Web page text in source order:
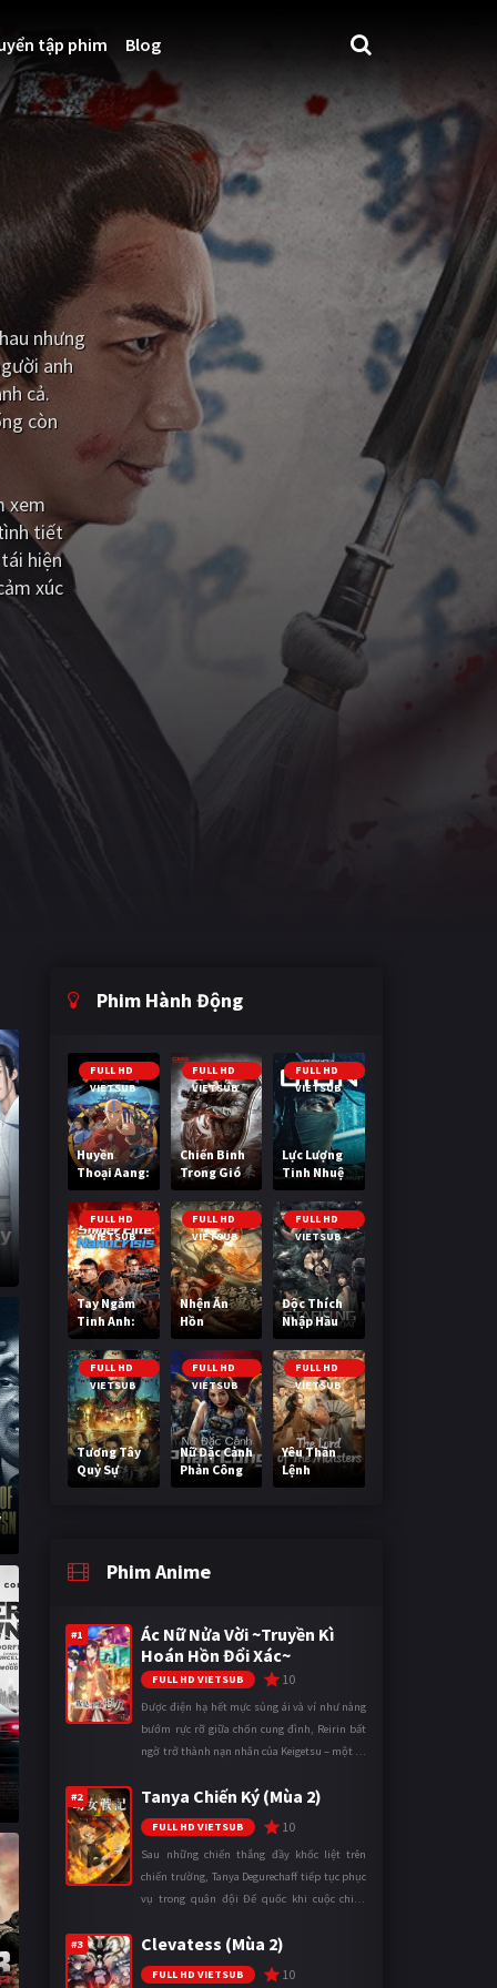
tập phim Blog
nhưng
anh
cả.
còn
xem
tiết
hiện
xúc
Phim Hành Động
FULL HD
VIETSUB
Huyền
Thoại Aang:
Tiết Khí Sư
Cuối Cùng
FULL HD
VIETSUB
Chiến Binh
Trong Gió
FULL HD
VIETSUB
Lực Lượng
Tinh Nhuệ
FULL HD
VIETSUB
Tay Ngắm
Tinh Anh:
Nguy Cơ
Nano
FULL HD
VIETSUB
Nhện Ăn
Hồn
FULL HD
VIETSUB
Độc Thích
Nhập Hầu
FULL HD
VIETSUB
Tương Tây
Quỷ Sự
FULL HD
VIETSUB
Nữ Đặc Cảnh
Phản Công
FULL HD
VIETSUB
Yêu Thần
Lệnh
Phim Anime
#1
Ác Nữ Nửa Vời ~Truyền Kì
Hoán Hồn Đổi Xác~
FULL HD VIETSUB 10
Được điện hạ hết mực sủng ái và ví như nàng
bướm rực rỡ giữa chốn cung đình, Reirin bất
ngờ trở thành nạn nhân của Keigetsu – một kẻ
thuật để hoán đổi th ...
#2 Tanya Chiến Ký (Mùa 2)
FULL HD VIETSUB 10
Sau những chiến thắng đầy khốc liệt trên
chiến trường, Tanya Degurechaff tiếp tục phục
vụ trong quân đội Đế quốc khi cuộc chiến
mặt trận. Dù sở hữu tài năn ...
#3 Clevatess (Mùa 2)
FULL HD VIETSUB 10